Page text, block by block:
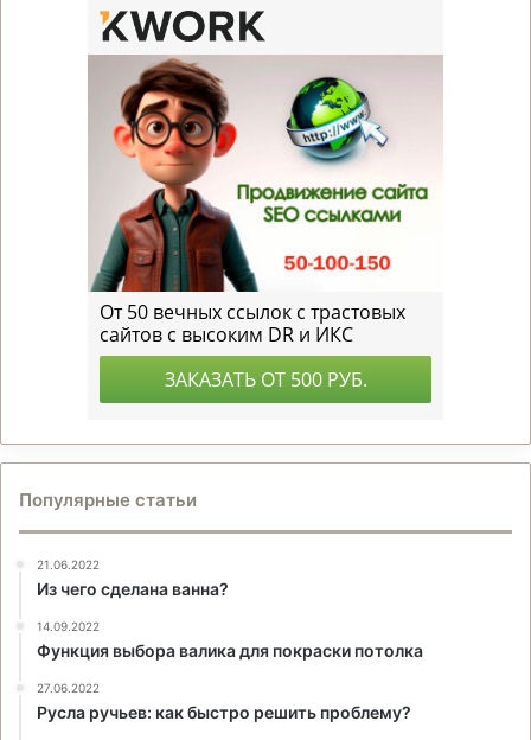
Популярные статьи
21.06.2022
Из чего сделана ванна?
14.09.2022
Функция выбора валика для покраски потолка
27.06.2022
Русла ручьев: как быстро решить проблему?